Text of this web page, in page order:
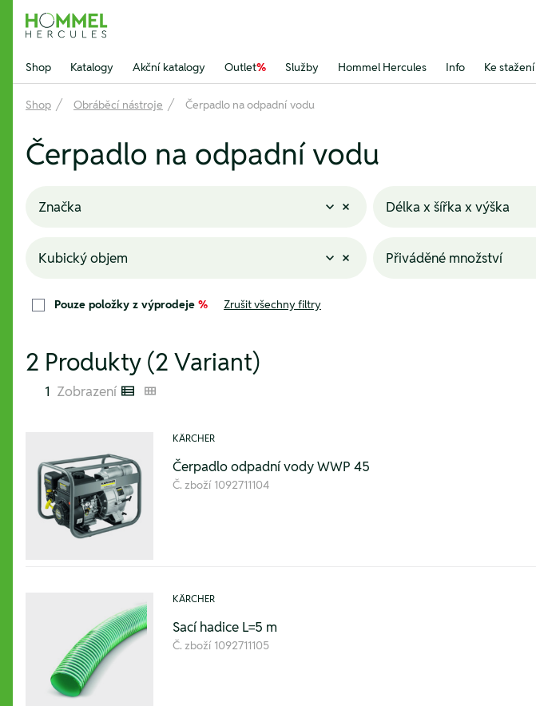
Hommel Hercules
Shop Katalogy Akční katalogy Outlet% Služby Hommel Hercules Info Ke stažení
Shop Obráběcí nástroje Čerpadlo na odpadní vodu
Čerpadlo na odpadní vodu
Značka Délka x šířka x výška
Kubický objem Přiváděné množství
Pouze položky z výprodeje % Zrušit všechny filtry
2 Produkty (2 Variant)
1 Zobrazení Listenansicht
Kachelansicht
KÄRCHER
Čerpadlo odpadní vody WWP 45
Č. zboží 1092711104
KÄRCHER
Sací hadice L=5 m
Č. zboží 1092711105